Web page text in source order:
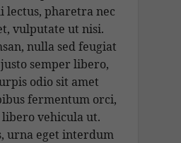
at
di
lectus, pharetra nec
vulputate ut nisi.
nulla sed feugiat
semper libero,
odio sit amet
fermentum orci,
libero vehicula ut.
urna eget interdum